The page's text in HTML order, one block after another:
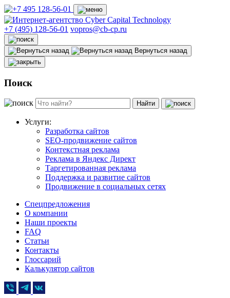
+7 (495) 128-56-01 vopros@cb-cp.ru
Вернуться назад
Поиск
Найти
Услуги:
Разработка сайтов
SEO-продвижение сайтов
Контекстная реклама
Реклама в Яндекс Директ
Таргетированная реклама
Поддержка и развитие сайтов
Продвижение в социальных сетях
Спецпредложения
О компании
Наши проекты
FAQ
Статьи
Контакты
Глоссарий
Калькулятор сайтов